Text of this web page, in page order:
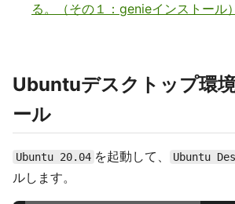
る。（その１：genieインストール）
Ubuntuデスクトップ環
ール
Ubuntu 20.04 を起動して、 Ubuntu
ルします。